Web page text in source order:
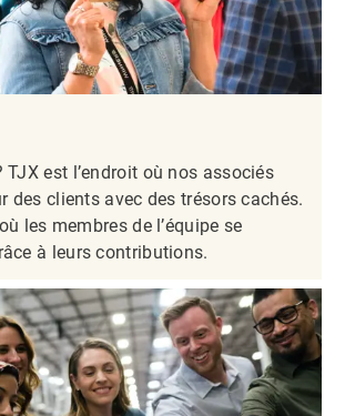
TJX est l’endroit où nos associés
des clients avec des trésors cachés.
les membres de l’équipe se
à leurs contributions.​​​​​​​